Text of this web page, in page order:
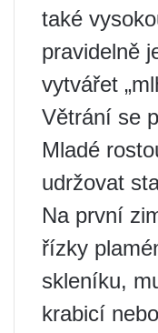
také
pravidelně
vytvářet
Větrání se
Mladé
udržovat
Na první
řízky
skleníku,
krabicí